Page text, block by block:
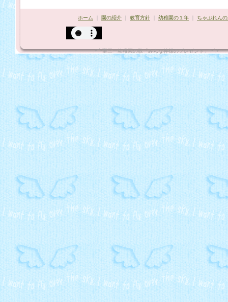
ホーム 園の紹介 教育方針 幼稚園の１年 ちゃぷれん
*¨`•聖三一幼稚園の歌「みんな神様のプレゼント」"•´¨*